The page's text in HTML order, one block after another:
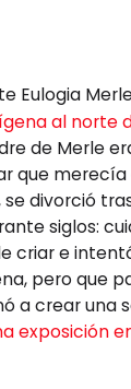
Eulogia
al norte
de Merle
que
divorció
siglos:
criar e
pero que
a crear una
exposición